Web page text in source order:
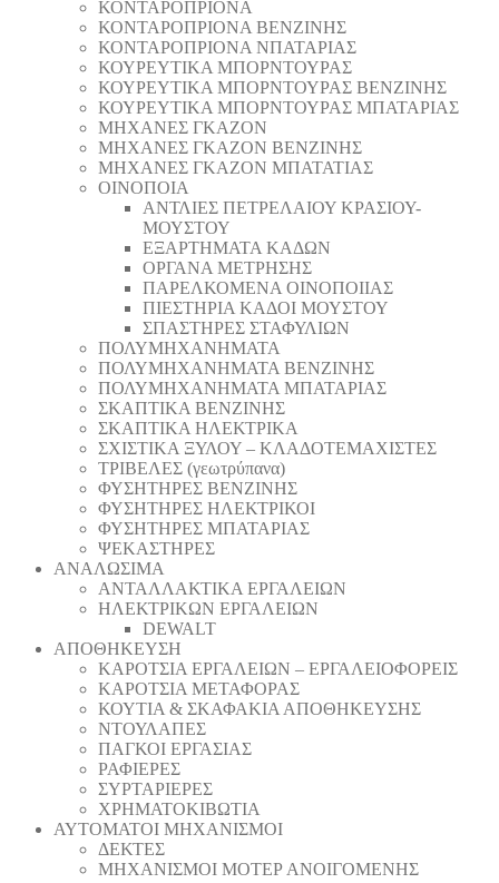
ΚΟΝΤΑΡΟΠΡΙΟΝΑ
ΚΟΝΤΑΡΟΠΡΙΟΝΑ ΒΕΝΖΙΝΗΣ
ΚΟΝΤΑΡΟΠΡΙΟΝΑ ΝΠΑΤΑΡΙΑΣ
ΚΟΥΡΕΥΤΙΚΑ ΜΠΟΡΝΤΟΥΡΑΣ
ΚΟΥΡΕΥΤΙΚΑ ΜΠΟΡΝΤΟΥΡΑΣ ΒΕΝΖΙΝΗΣ
ΚΟΥΡΕΥΤΙΚΑ ΜΠΟΡΝΤΟΥΡΑΣ ΜΠΑΤΑΡΙΑΣ
ΜΗΧΑΝΕΣ ΓΚΑΖΟΝ
ΜΗΧΑΝΕΣ ΓΚΑΖΟΝ ΒΕΝΖΙΝΗΣ
ΜΗΧΑΝΕΣ ΓΚΑΖΟΝ ΜΠΑΤΑΤΙΑΣ
ΟΙΝΟΠΟΙΑ
ΑΝΤΛΙΕΣ ΠΕΤΡΕΛΑΙΟΥ ΚΡΑΣΙΟΥ-
ΜΟΥΣΤΟΥ
ΕΞΑΡΤΗΜΑΤΑ ΚΑΔΩΝ
ΟΡΓΑΝΑ ΜΕΤΡΗΣΗΣ
ΠΑΡΕΛΚΟΜΕΝΑ ΟΙΝΟΠΟΙΙΑΣ
ΠΙΕΣΤΗΡΙΑ ΚΑΔΟΙ ΜΟΥΣΤΟΥ
ΣΠΑΣΤΗΡΕΣ ΣΤΑΦΥΛΙΩΝ
ΠΟΛΥΜΗΧΑΝΗΜΑΤΑ
ΠΟΛΥΜΗΧΑΝΗΜΑΤΑ ΒΕΝΖΙΝΗΣ
ΠΟΛΥΜΗΧΑΝΗΜΑΤΑ ΜΠΑΤΑΡΙΑΣ
ΣΚΑΠΤΙΚΑ ΒΕΝΖΙΝΗΣ
ΣΚΑΠΤΙΚΑ ΗΛΕΚΤΡΙΚΑ
ΣΧΙΣΤΙΚΑ ΞΥΛΟΥ – ΚΛΑΔΟΤΕΜΑΧΙΣΤΕΣ
ΤΡΙΒΕΛΕΣ (γεωτρύπανα)
ΦΥΣΗΤΗΡΕΣ ΒΕΝΖΙΝΗΣ
ΦΥΣΗΤΗΡΕΣ ΗΛΕΚΤΡΙΚΟΙ
ΦΥΣΗΤΗΡΕΣ ΜΠΑΤΑΡΙΑΣ
ΨΕΚΑΣΤΗΡΕΣ
ΑΝΑΛΩΣΙΜΑ
ΑΝΤΑΛΛΑΚΤΙΚΑ ΕΡΓΑΛΕΙΩΝ
ΗΛΕΚΤΡΙΚΩΝ ΕΡΓΑΛΕΙΩΝ
DEWALT
ΑΠΟΘΗΚΕΥΣΗ
ΚΑΡΟΤΣΙΑ ΕΡΓΑΛΕΙΩΝ – ΕΡΓΑΛΕΙΟΦΟΡΕΙΣ
ΚΑΡΟΤΣΙΑ ΜΕΤΑΦΟΡΑΣ
ΚΟΥΤΙΑ & ΣΚΑΦΑΚΙΑ ΑΠΟΘΗΚΕΥΣΗΣ
ΝΤΟΥΛΑΠΕΣ
ΠΑΓΚΟΙ ΕΡΓΑΣΙΑΣ
ΡΑΦΙΕΡΕΣ
ΣΥΡΤΑΡΙΕΡΕΣ
ΧΡΗΜΑΤΟΚΙΒΩΤΙΑ
ΑΥΤΟΜΑΤΟΙ ΜΗΧΑΝΙΣΜΟΙ
ΔΕΚΤΕΣ
ΜΗΧΑΝΙΣΜΟΙ ΜΟΤΕΡ ΑΝΟΙΓΟΜΕΝΗΣ